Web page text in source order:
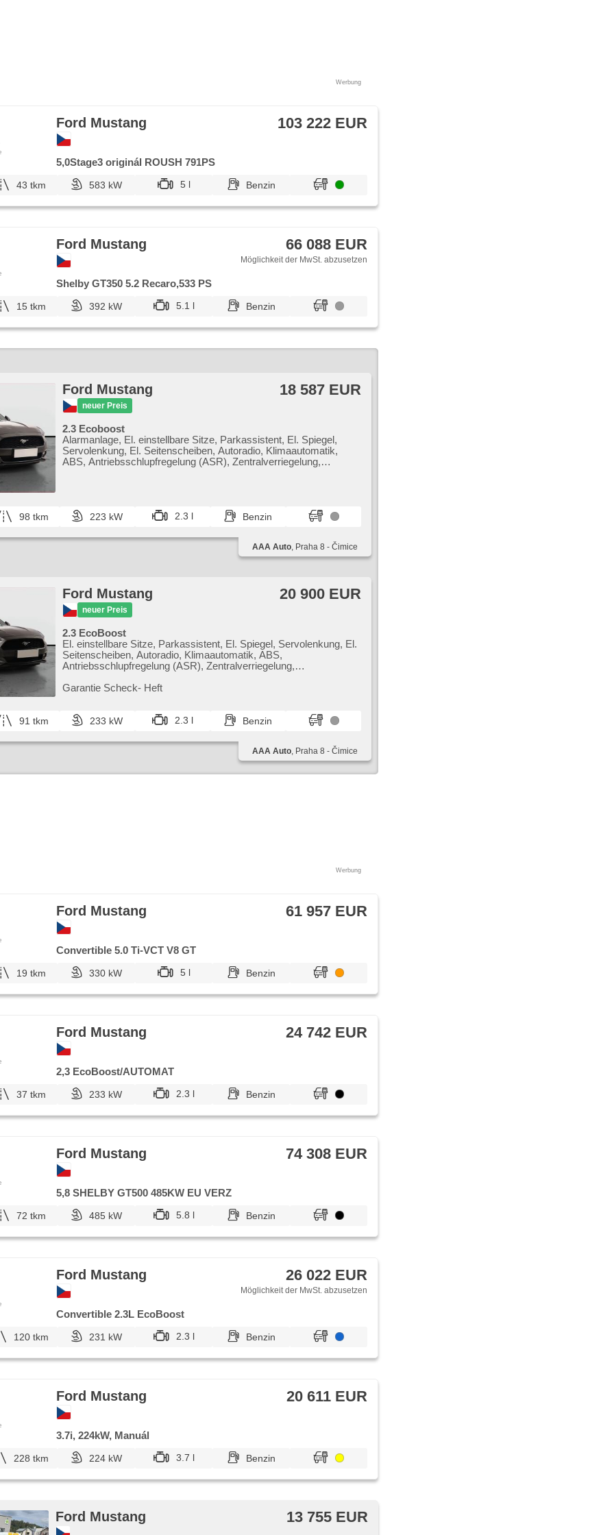
Werbung
Ford Mustang 103 222 EUR
5,0Stage3 originál ROUSH 791PS
43 tkm 583 kW 5 l Benzin
Ford Mustang 66 088 EUR
Möglichkeit der MwSt. abzusetzen
Shelby GT350 5.2 Recaro,533 PS
15 tkm 392 kW 5.1 l Benzin
Ford Mustang
neuer Preis
18 587 EUR
2.3 Ecoboost
Alarmanlage, El. einstellbare Sitze, Parkassistent, El. Spiegel,
Servolenkung, El. Seitenscheiben, Autoradio, Klimaautomatik,
ABS, Antriebsschlupfregelung (ASR), Zentralverriegelung,
98 tkm 223 kW 2.3 l Benzin
AAA Auto, Praha 8 - Čimice
Ford Mustang
neuer Preis
20 900 EUR
2.3 EcoBoost
El. einstellbare Sitze, Parkassistent, El. Spiegel, Servolenkung, El.
Seitenscheiben, Autoradio, Klimaautomatik, ABS,
Antriebsschlupfregelung (ASR), Zentralverriegelung,
Stabilitätsprogramm (ESP), Nebelscheinwerfer, beheizte Sitze,
Garantie Scheck​- Heft
91 tkm 233 kW 2.3 l Benzin
AAA Auto, Praha 8 - Čimice
Werbung
Ford Mustang 61 957 EUR
Convertible 5.0 Ti-VCT V8 GT
19 tkm 330 kW 5 l Benzin
Ford Mustang 24 742 EUR
2,3 EcoBoost/AUTOMAT
37 tkm 233 kW 2.3 l Benzin
Ford Mustang 74 308 EUR
5,8 SHELBY GT500 485KW EU VERZ
72 tkm 485 kW 5.8 l Benzin
Ford Mustang 26 022 EUR
Möglichkeit der MwSt. abzusetzen
Convertible 2.3L EcoBoost
120 tkm 231 kW 2.3 l Benzin
Ford Mustang 20 611 EUR
3.7i, 224kW, Manuál
228 tkm 224 kW 3.7 l Benzin
Ford Mustang 13 755 EUR